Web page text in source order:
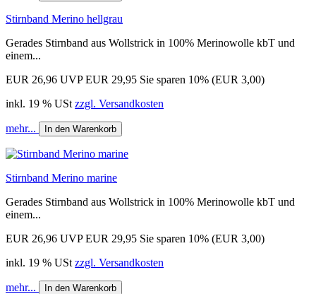
Stirnband Merino hellgrau
Gerades Stirnband aus Wollstrick in 100% Merinowolle kbT und
einem...
EUR 26,96 UVP EUR 29,95 Sie sparen 10% (EUR 3,00)
inkl. 19 % USt zzgl. Versandkosten
mehr... In den Warenkorb
Stirnband Merino marine
Gerades Stirnband aus Wollstrick in 100% Merinowolle kbT und
einem...
EUR 26,96 UVP EUR 29,95 Sie sparen 10% (EUR 3,00)
inkl. 19 % USt zzgl. Versandkosten
mehr...
In den Warenkorb